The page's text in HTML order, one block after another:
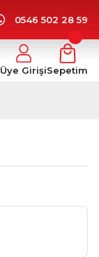
0546 502 28 59
Üye GirişiSepetim